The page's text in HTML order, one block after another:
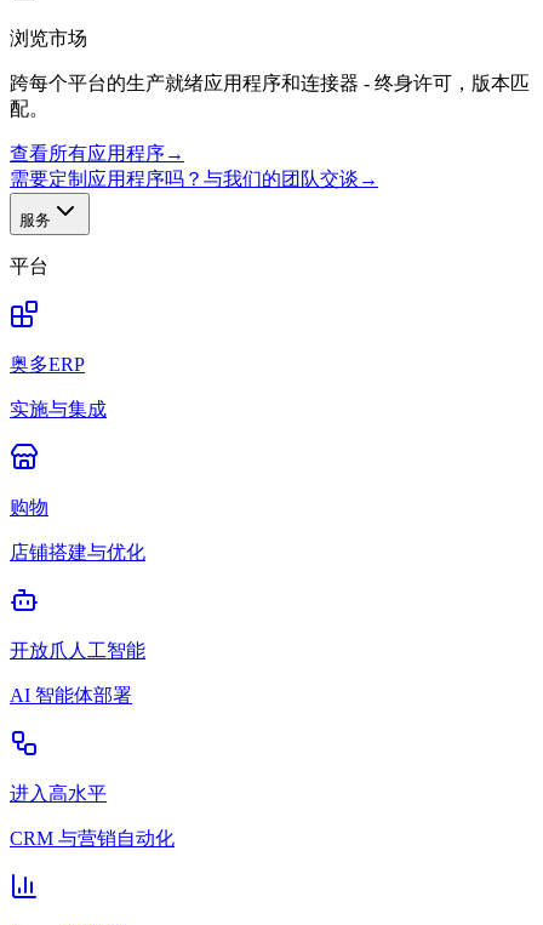
浏览市场
跨每个平台的生产就绪应用程序和连接器 - 终身许可，版本匹
配。
查看所有应用程序→
需要定制应用程序吗？与我们的团队交谈 →
服务
平台
奥多ERP
实施与集成
购物
店铺搭建与优化
开放爪人工智能
AI 智能体部署
进入高水平
CRM 与营销自动化